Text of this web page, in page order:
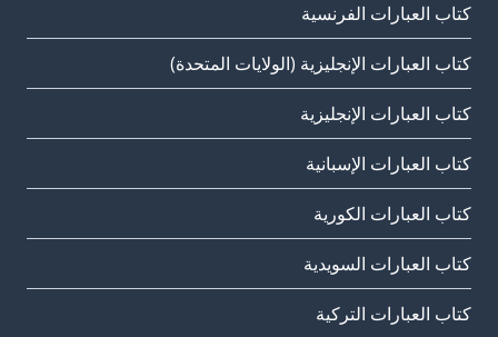
كتاب العبارات الفرنسية
كتاب العبارات الإنجليزية (الولايات المتحدة)
كتاب العبارات الإنجليزية
كتاب العبارات الإسبانية
كتاب العبارات الكورية
كتاب العبارات السويدية
كتاب العبارات التركية